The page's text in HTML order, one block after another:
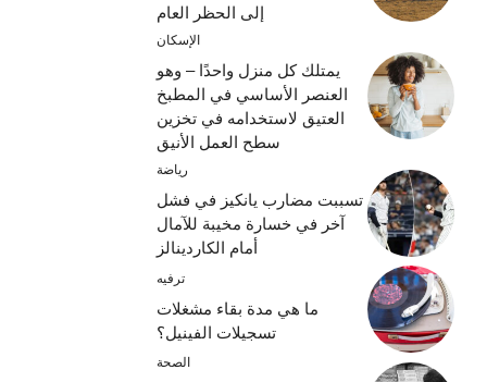
إلى الحظر العام
الإسكان
يمتلك كل منزل واحدًا – وهو
العنصر الأساسي في المطبخ
العتيق لاستخدامه في تخزين
سطح العمل الأنيق
رياضة
تسببت مضارب يانكيز في فشل
آخر في خسارة مخيبة للآمال
أمام الكاردينالز
ترفيه
ما هي مدة بقاء مشغلات
تسجيلات الفينيل؟
الصحة